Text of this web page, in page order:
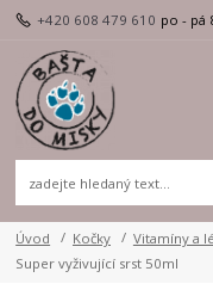
+420 608 479 610 po - pá
Úvod Kočky Vitamíny a
Super vyživující srst 50ml